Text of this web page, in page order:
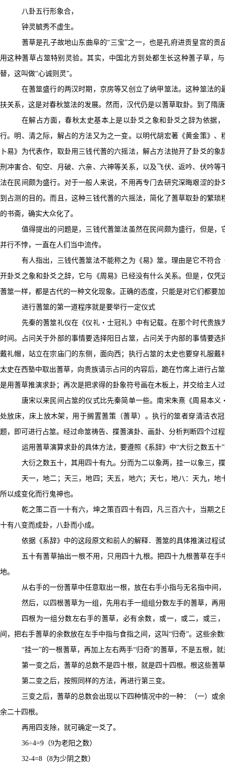
八卦五行形象合，
钟灵毓秀不虚生。
蓍草是孔子故地山东曲阜的“三宝”之一，也是孔府进贡皇宫的
用这种蓍草占筮特别灵验。其实，中国北方到处都生长这种蓍子草，
替，这叫做“心诚则灵”。
在蓍筮盛行的两汉时期，京房等又创立了纳甲筮法。这种筮法
扶关系，这是对春秋筮法的发展。然而，汉代仍是以蓍草取卦。到了隋
在解占方面，春秋太史基本上是以卦爻之象和卦爻之辞为依据
行。明、清之际，解占的方法又为之一变。以明代胡宏著《黄金策》
卜易》为代表作，取卦用三钱代蓍的六摇法，解占方法抛开了卦爻的
刑冲害合、旬空、月破、六亲、六神等关系，以及飞伏、返吟、伏吟
法在民间颇为盛行。对于一般人来说，不用再专门去研究深晦艰涩的
到占测的目的。而且，这种三钱代蓍的六摇法，简化了蓍草取卦的繁
的书斋，确实大众化了。
值得提出的问题是，三钱代蓍筮法虽然在民间颇为盛行，但是
并行不悖，一直在人们当中流传。
有人指出，三钱代蓍筮法不能称之为《易》筮。理由是它不符
开卦爻之象和卦爻之辞，它与《周易》已经没有什么关系。但是，仅
蓍筮一样，都是古代的一种文化现象。正确的态度，只能是对它们都要
进行蓍筮的第一道程序就是要举行一定仪式
先秦的蓍筮礼仪在《仪礼・士冠礼》中有记载。在那个时代贵
时间。占问关于外部的事情要选择阳日占筮，占问关于内部的事情要
戴礼帽，站立在宗庙门的东侧，面向西；执行占筮的太史也要穿礼服
太史在西塾中取出蓍草，向贵族请示占问的内容后，跪在竹席上进行占
是用蓍草推演求卦；再次是把求得的卦象符号画在木板上，并交给主人
唐宋以来民间占筮的仪式比先秦简单一些。南宋朱熹《周易本
处放床，床上放木架，用于搁置蓍策（蓍草）。执行的筮者穿清洁衣
题，即可进行占筮。经过命筮祷告、揲蓍演卦、画卦、分析判断四个过
运用蓍草演算求卦的具体方法，要遵照《系辞》中“大衍之数五
大衍之数五十，其用四十有九。分而为二以象两，挂一以象三，
天一，地二；天三，地四；天五，地六；天七，地八：天九，
所以成变化而行鬼神也。
乾之策二百一十有六，坤之策百四十有四，凡三百六十，当期
十有八变而成卦，八卦而小成。
依据《系辞》中的这段原文和前人的解释．蓍筮的具体推演过程
五十有蓍草抽出一根不用，只用四十九根。把四十九根蓍草在
地。
从右手的一份蓍草中任意取出一根，放在右手小指与无名指中间
然后，以四根蓍草为一组，先用右手一组组分数左手的蓍草，再
四根为一组分数左右手的蓍草，必有余数，或一，或二，或三
间，把右手蓍草的余数放在左手中指与食指之间，这叫“归奇”。这些余
“挂一”的一根蓍草，再加上左右两手“归奇”的蓍草，不是五根，
第一变之后，蓍草的总数不是四十根，就是四十四根。根这些蓍
第二变之后，按照同样的方法，再进行第三变。
三变之后，蓍草的总数会出现以下四种情况中的一种：（一）或
余二十四根。
再用四支除，就可确定一爻了。
36÷4=9（9为老阳之数）
32-4=8（8为少阴之数）